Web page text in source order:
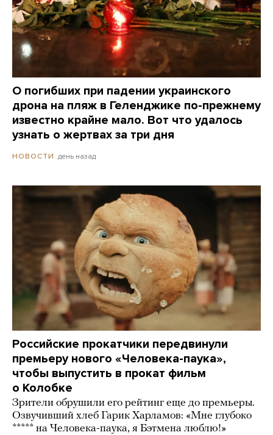
О погибших при падении украинского
дрона на пляж в Геленджике по-прежнему
известно крайне мало. Вот что удалось
узнать о жертвах за три дня
НОВОСТИ день назад
Российские прокатчики передвинули
премьеру нового «Человека-паука»,
чтобы выпустить в прокат фильм
о Колобке
Зрители обрушили его рейтинг еще до премьеры.
Озвучивший хлеб Гарик Харламов: «Мне глубоко
***** на Человека-паука, я Бэтмена люблю!»